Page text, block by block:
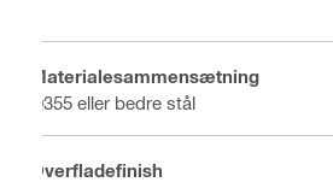
Materialesammensætning
Q355 eller bedre stål
Overfladefinish